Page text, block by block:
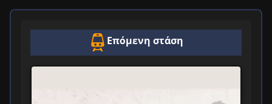
Επόμενη στάση